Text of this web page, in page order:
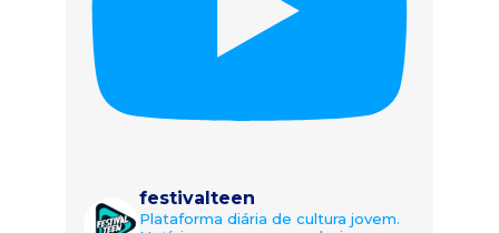
festivalteen
Plataforma diária de cultura jovem.